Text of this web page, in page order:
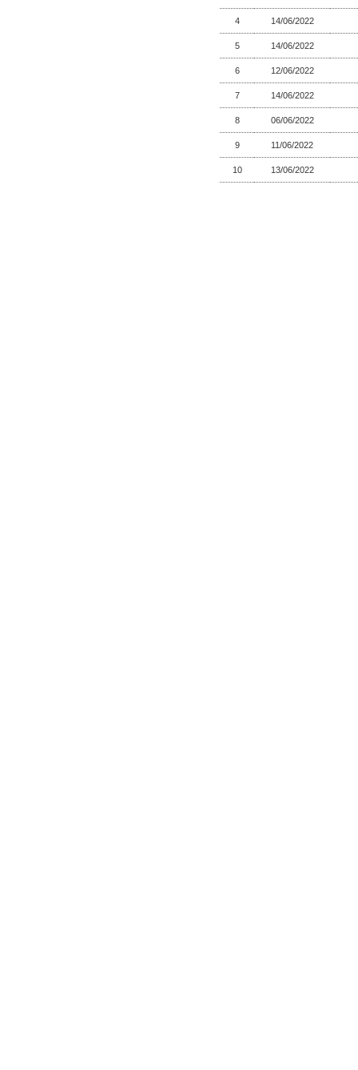
4 14/06/2022
5 14/06/2022
6 12/06/2022
7 14/06/2022
8 06/06/2022
9 11/06/2022
10 13/06/2022